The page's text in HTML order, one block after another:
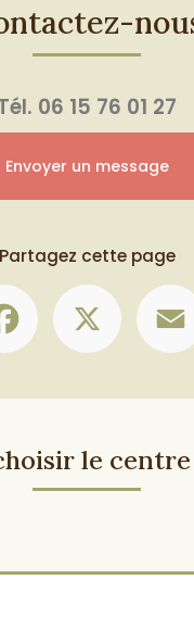
06 15 76 01 27
Envoyer un message
Partagez cette page
Facebook
le centre